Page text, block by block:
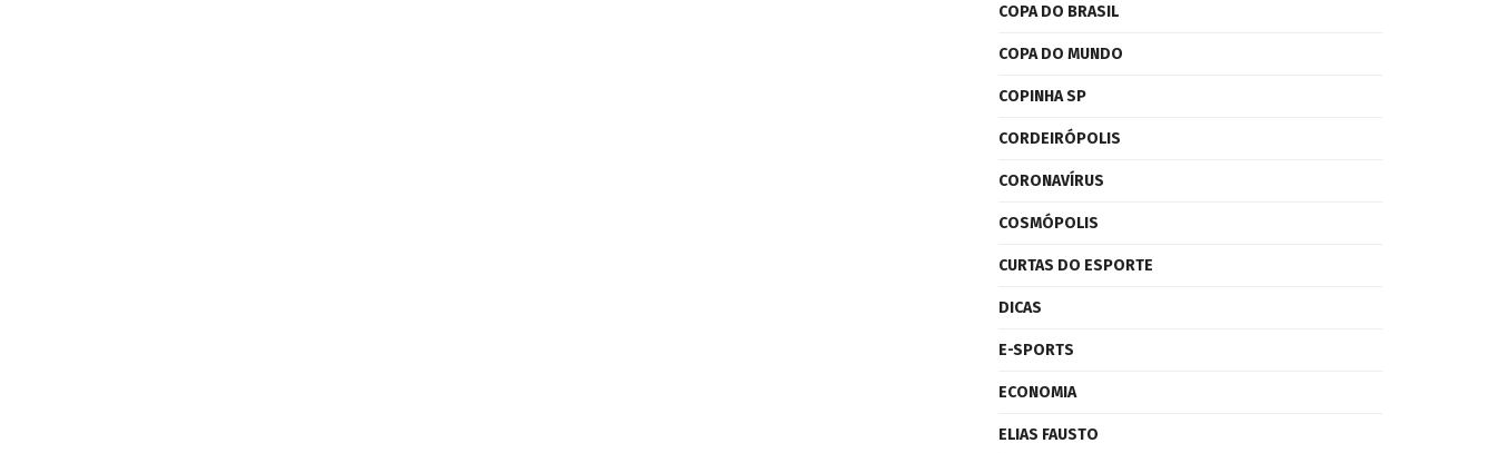
COPA DO BRASIL
COPA DO MUNDO
COPINHA SP
CORDEIRÓPOLIS
CORONAVÍRUS
COSMÓPOLIS
CURTAS DO ESPORTE
DICAS
E-SPORTS
ECONOMIA
ELIAS FAUSTO